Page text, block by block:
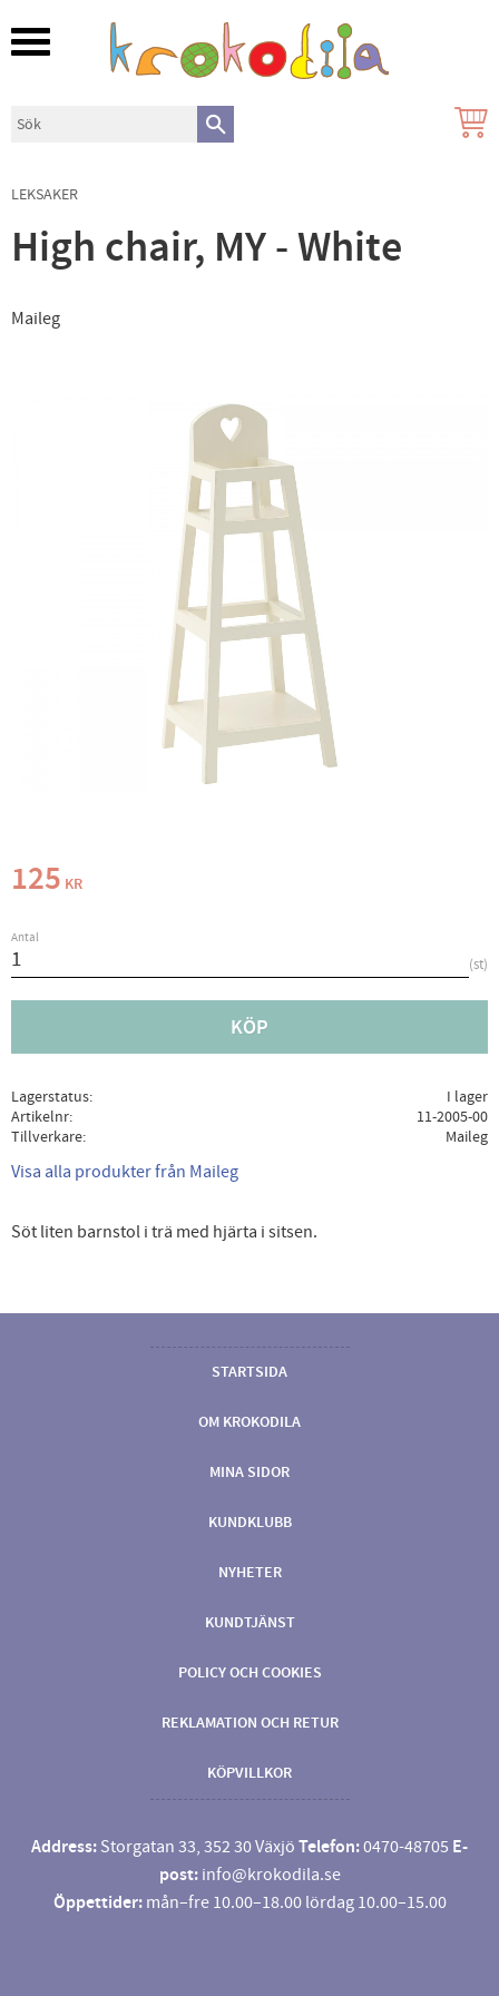
Meny
LEKSAKER
High chair, MY - White
Maileg
125 KR
Antal
st
KÖP
Lagerstatus
I lager
Artikelnr
11-2005-00
Tillverkare
Maileg
Visa alla produkter från Maileg
Söt liten barnstol i trä med hjärta i sitsen.
STARTSIDA
OM KROKODILA
MINA SIDOR
KUNDKLUBB
NYHETER
KUNDTJÄNST
POLICY OCH COOKIES
REKLAMATION OCH RETUR
KÖPVILLKOR
Address: Storgatan 33, 352 30 Växjö Telefon:0470-48705 E-
post: info@krokodila.se
Öppettider:mån–fre 10.00–18.00 lördag 10.00–15.00